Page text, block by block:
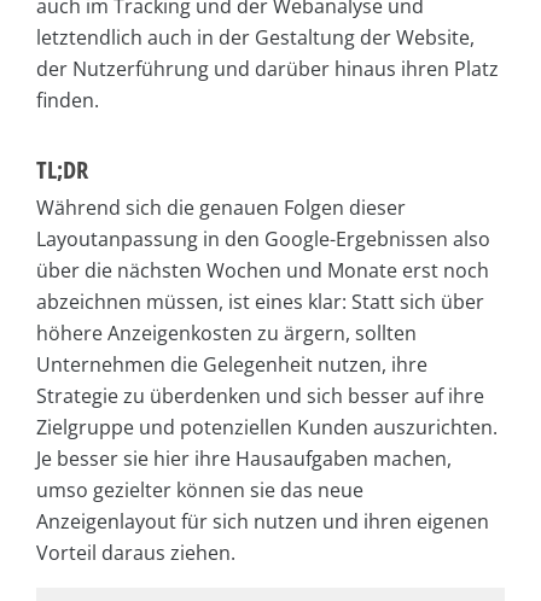
auch im Tracking und der Webanalyse und
letztendlich auch in der Gestaltung der Website,
der Nutzerführung und darüber hinaus ihren Platz
finden.
TL;DR
Während sich die genauen Folgen dieser
Layoutanpassung in den Google-Ergebnissen also
über die nächsten Wochen und Monate erst noch
abzeichnen müssen, ist eines klar: Statt sich über
höhere Anzeigenkosten zu ärgern, sollten
Unternehmen die Gelegenheit nutzen, ihre
Strategie zu überdenken und sich besser auf ihre
Zielgruppe und potenziellen Kunden auszurichten.
Je besser sie hier ihre Hausaufgaben machen,
umso gezielter können sie das neue
Anzeigenlayout für sich nutzen und ihren eigenen
Vorteil daraus ziehen.